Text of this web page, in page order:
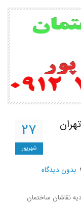
۲۷
شهریور
بدون دیدگاه
نقاشان ساختمان